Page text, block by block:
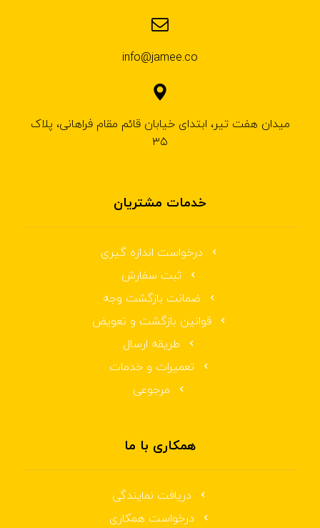
info@jamee.co
میدان هفت تیر، ابتدای خیابان قائم مقام فراهانی، پلاک
۳۵
خدمات مشتریان
درخواست اندازه گیری
ثبت سفارش
ضمانت بازگشت وجه
قوانین بازگشت و تعویض
طریقه ارسال
تعمیرات و خدمات
مرجوعی
همکاری با ما
دریافت نمایندگی
درخواست همکاری